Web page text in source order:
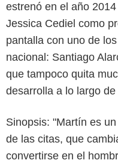
estrenó en el año
Jessica Cediel como
pantalla con uno de
nacional: Santiago
que tampoco quita
desarrolla a lo largo
Sinopsis: "Martín es
de las citas, que
convertirse en el